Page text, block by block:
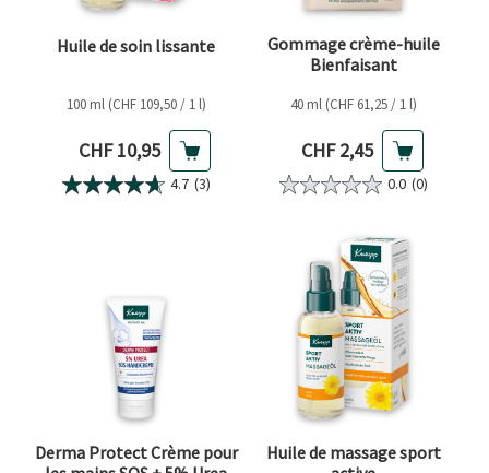
Huile de soin lissante
100 ml (CHF 109,50 / 1 l)
Prix actuel
CHF 10,95
4.7 (3)
Gommage crème-huile
Bienfaisant
40 ml (CHF 61,25 / 1 l)
Prix actuel
CHF 2,45
0.0 (0)
Derma Protect Crème pour
Huile de massage sport